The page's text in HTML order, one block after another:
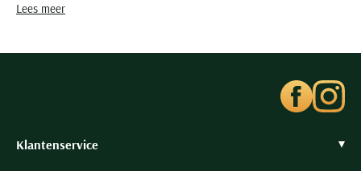
Lees meer
Klantenservice